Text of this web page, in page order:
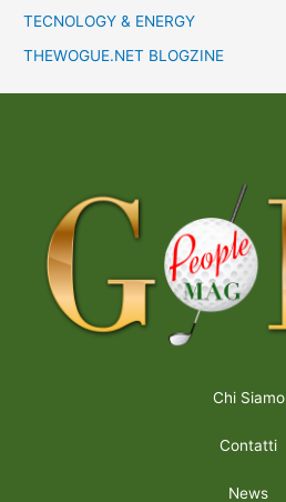
TECNOLOGY & ENERGY
THEWOGUE.NET BLOGZINE
Chi Siamo
Contatti
News